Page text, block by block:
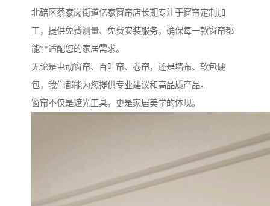
北碚区蔡家岗街道亿家窗帘店长期专注于窗帘定制加
工，提供免费测量、免费安装服务，确保每一款窗帘都
能**适配您的家居需求。
无论是电动窗帘、百叶帘、卷帘，还是墙布、软包硬
包，我们都能为您提供专业建议和高品质产品。
窗帘不仅是遮光工具，更是家居美学的体现。